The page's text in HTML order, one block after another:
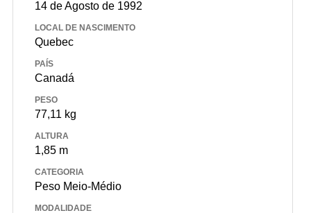
14 de Agosto de 1992
LOCAL DE NASCIMENTO
Quebec
PAÍS
Canadá
PESO
77,11 kg
ALTURA
1,85 m
CATEGORIA
Peso Meio-Médio
MODALIDADE